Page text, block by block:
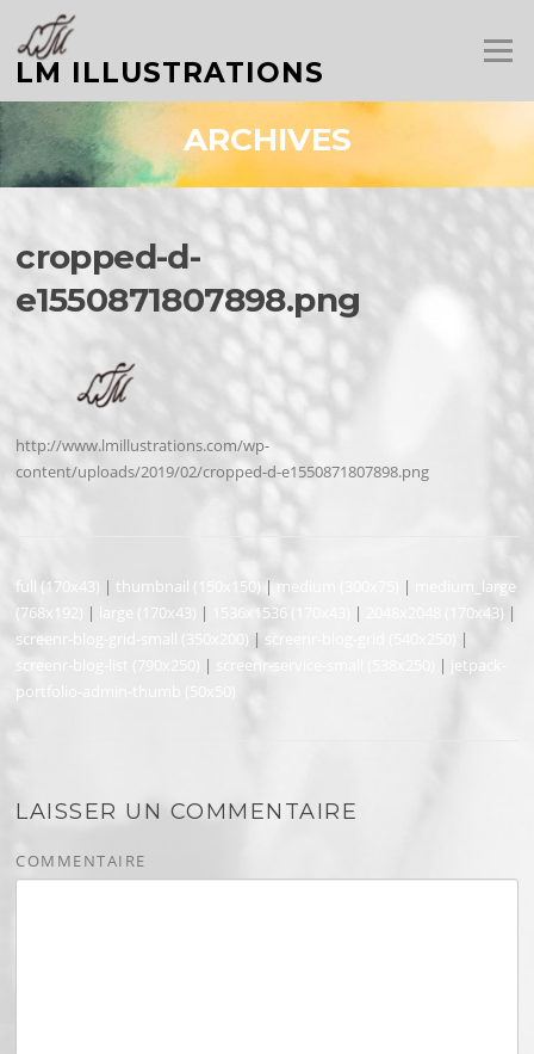
contenu
LM ILLUSTRATIONS
Menu
ARCHIVES
cropped-d-
e1550871807898.png
http://www.lmillustrations.com/wp-
content/uploads/2019/02/cropped-d-e1550871807898.png
full (170x43) | thumbnail (150x150) | medium (300x75) |
medium_large
(768x192)
| large (170x43) | 1536x1536 (170x43) | 2048x2048 (170x43) |
screenr-blog-grid-small (350x200) | screenr-blog-grid (540x250)
|
screenr-blog-list (790x250)
| screenr-service-small (538x250) | jetpack-
portfolio-admin-thumb (50x50)
LAISSER UN COMMENTAIRE
COMMENTAIRE